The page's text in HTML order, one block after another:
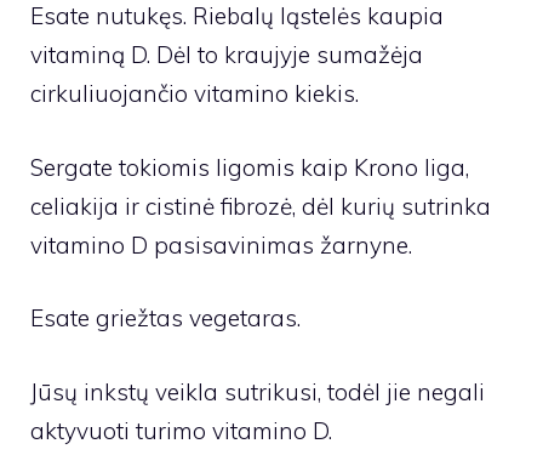
Esate nutukęs. Riebalų ląstelės kaupia
vitaminą D. Dėl to kraujyje sumažėja
cirkuliuojančio vitamino kiekis.
Sergate tokiomis ligomis kaip Krono liga,
celiakija ir cistinė fibrozė, dėl kurių sutrinka
vitamino D pasisavinimas žarnyne.
Esate griežtas vegetaras.
Jūsų inkstų veikla sutrikusi, todėl jie negali
aktyvuoti turimo vitamino D.